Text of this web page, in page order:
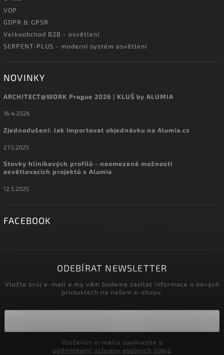
VOP
GDPR & GPSR
Velkoobchod B2B - osvětlení
SERPENT-PLUS - moderní systém osvětlení
NOVINKY
ARCHITECT@WORK Prague 2026 | KLUŚ by ALUMIA
16.4.2026
Zjednodušení: Jak importovat objednávku na Alumia.cz
27.5.2025
Stovky hliníkových profilů - neomezené možnosti
osvětlovacích projektů s Alumia
12.5.2025
FACEBOOK
ODEBÍRAT NEWSLETTER
Vložte svůj e-mail a my vám budeme zasílat informace o nových
produktech na našem e-shopu.
podmínkami ochrany osobních údajů